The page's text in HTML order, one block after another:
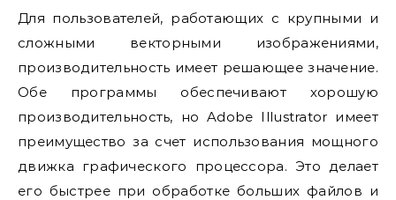
Для пользователей, работающих с крупными и
сложными векторными изображениями,
производительность имеет решающее значение.
Обе программы обеспечивают хорошую
производительность, но Adobe Illustrator имеет
преимущество за счет использования мощного
движка графического процессора. Это делает
его быстрее при обработке больших файлов и